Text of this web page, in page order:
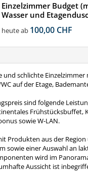
Einzelzimmer Budget
Wasser und
heute ab 100,00 CHF
und schlichte Einzelzimmer
auf der Etage,
sind folgende
Frühstücksbuffet,
sowie W-LAN.
Produkten aus der Region
sowie einer Auswahl an
wird im
Aussicht ist